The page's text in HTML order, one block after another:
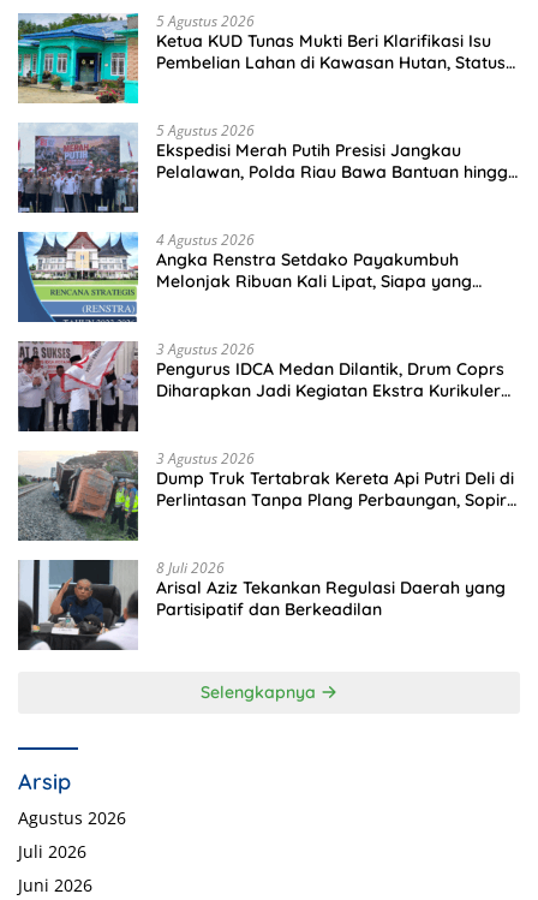
5 Agustus 2026
Ketua KUD Tunas Mukti Beri Klarifikasi Isu
Pembelian Lahan di Kawasan Hutan, Status
5 Agustus 2026
Ekspedisi Merah Putih Presisi Jangkau
Pelalawan, Polda Riau Bawa Bantuan hingga
4 Agustus 2026
Angka Renstra Setdako Payakumbuh
Melonjak Ribuan Kali Lipat, Siapa yang
3 Agustus 2026
Pengurus IDCA Medan Dilantik, Drum Coprs
Diharapkan Jadi Kegiatan Ekstra Kurikuler
3 Agustus 2026
Dump Truk Tertabrak Kereta Api Putri Deli di
Perlintasan Tanpa Plang Perbaungan, Sopir
8 Juli 2026
Arisal Aziz Tekankan Regulasi Daerah yang
Partisipatif dan Berkeadilan
Selengkapnya
Arsip
Agustus 2026
Juli 2026
Juni 2026